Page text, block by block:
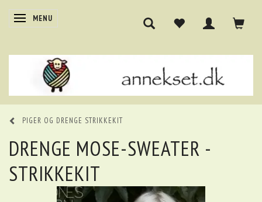
SKIFTE NAVIGATION
MENU
PIGER OG DRENGE STRIKKEKIT
DRENGE MOSE-SWEATER -
STRIKKEKIT